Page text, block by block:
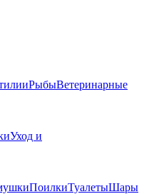
РыбыВетеринарные
Уход и
ПоилкиТуалетыШары